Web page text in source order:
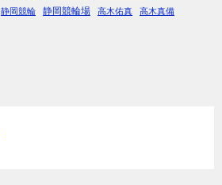
静岡競輪 静岡競輪場 高木佑真 高木真備